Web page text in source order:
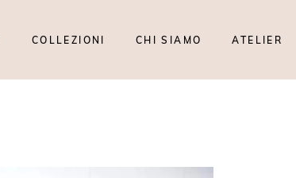
COLLEZIONI CHI SIAMO ATELIER